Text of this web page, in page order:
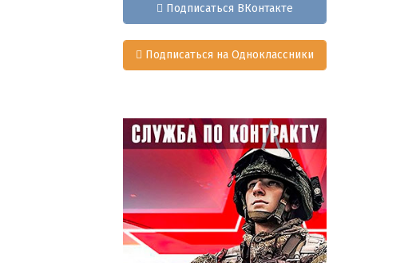
Подписаться ВКонтакте
Подписаться на Одноклассники